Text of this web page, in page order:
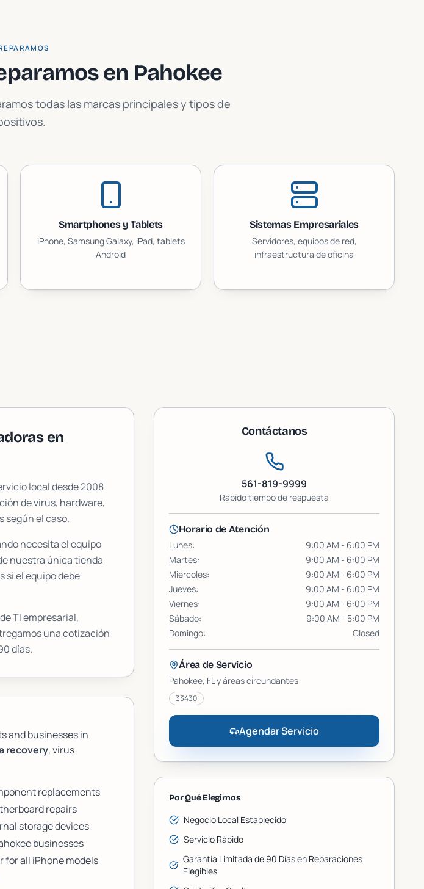
en Pahokee
todas las marcas principales y tipos de
Smartphones y Tablets
iPhone, Samsung Galaxy, iPad, tablets
Android
Sistemas Empresariales
Servidores, equipos de red,
infraestructura de oficina
en
local desde 2008
de virus, hardware,
según el caso.
necesita el equipo
nuestra única tienda
si el equipo debe
TI empresarial,
una cotización
días.
and businesses in
recovery, virus
replacements
repairs
storage devices
businesses
for all iPhone models
Contáctanos
561-819-9999
Rápidotiempo de respuesta
Horario de Atención
Lunes:
9:00 AM - 6:00 PM
Martes:
9:00 AM - 6:00 PM
Miércoles:
9:00 AM - 6:00 PM
Jueves:
9:00 AM - 6:00 PM
Viernes:
9:00 AM - 6:00 PM
Sábado:
9:00 AM - 5:00 PM
Domingo: Closed
Área de Servicio
Pahokee, FL y áreas circundantes
33430
Agendar Servicio
Por Qué Elegirnos
Negocio Local Establecido
Servicio Rápido
Garantía Limitada de 90 Días en Reparaciones
Elegibles